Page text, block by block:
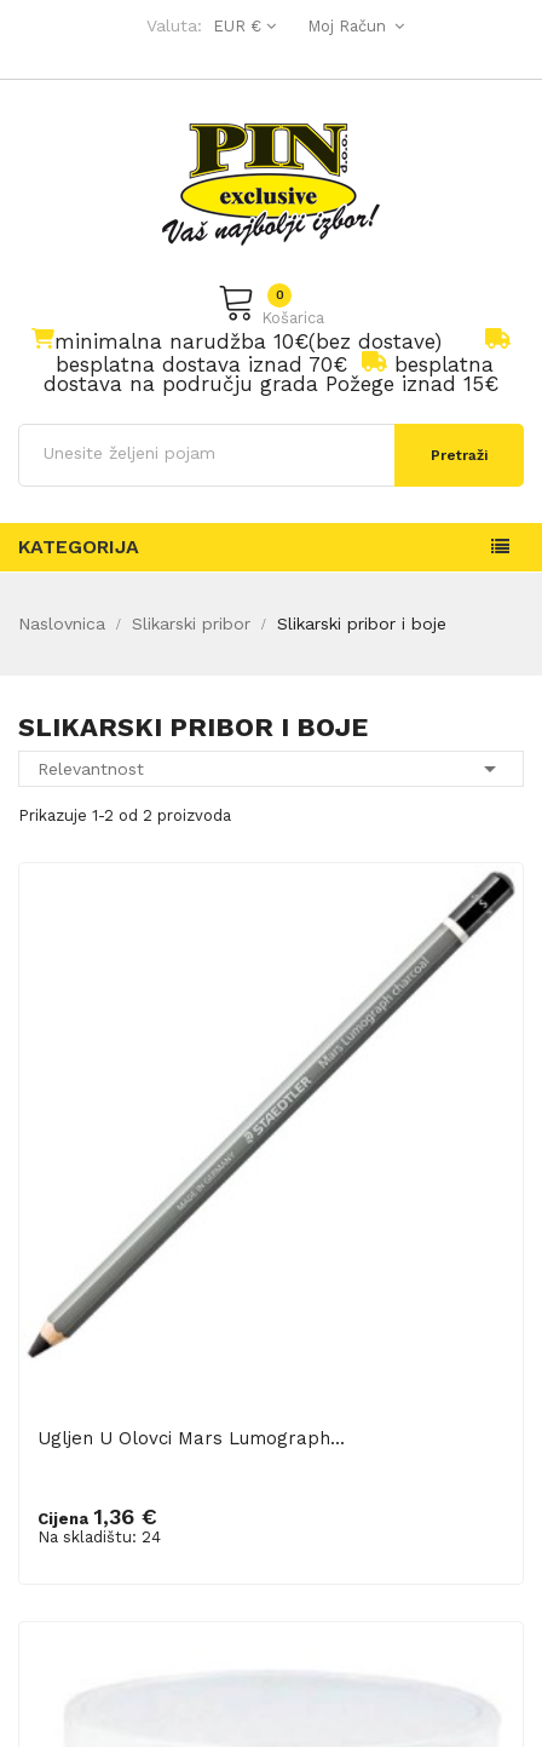
Valuta: EUR € Moj Račun
Košarica
0
minimalna narudžba 10€(bez dostave)
besplatna dostava iznad 70€
besplatna
dostava na području grada Požege iznad 15€
Pretraži
KATEGORIJA
Naslovnica Slikarski pribor Slikarski pribor i boje
SLIKARSKI PRIBOR I BOJE
Relevantnost 
Prikazuje 1-2 od 2 proizvoda
Ugljen U Olovci Mars Lumograph...
Cijena 1,36 €
Na skladištu: 24
Dodaj u košaricu